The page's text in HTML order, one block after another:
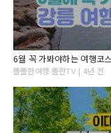
똘똘한여행 똘란TV | 4년 전